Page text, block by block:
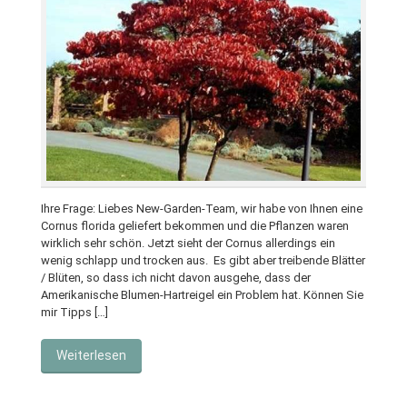
Ihre Frage: Liebes New-Garden-Team, wir habe von Ihnen eine
Cornus florida geliefert bekommen und die Pflanzen waren
wirklich sehr schön. Jetzt sieht der Cornus allerdings ein
wenig schlapp und trocken aus. Es gibt aber treibende Blätter
/ Blüten, so dass ich nicht davon ausgehe, dass der
Amerikanische Blumen-Hartreigel ein Problem hat. Können Sie
mir Tipps […]
Weiterlesen